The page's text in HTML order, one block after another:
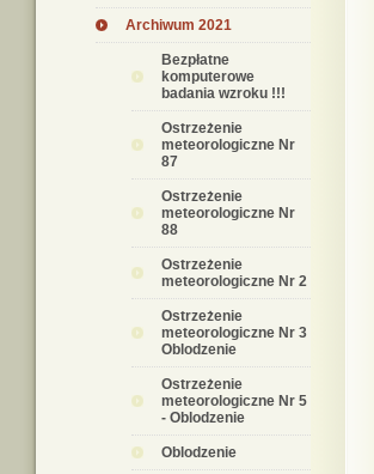
Archiwum 2021
Bezpłatne
komputerowe
badania wzroku !!!
Ostrzeżenie
meteorologiczne Nr
87
Ostrzeżenie
meteorologiczne Nr
88
Ostrzeżenie
meteorologiczne Nr 2
Ostrzeżenie
meteorologiczne Nr 3
Oblodzenie
Ostrzeżenie
meteorologiczne Nr 5
- Oblodzenie
Oblodzenie